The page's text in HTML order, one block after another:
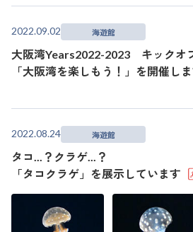
2022.09.02 海遊館
大阪湾Years2022-2023 キックオ
「大阪湾を楽しもう！」を開催し
2022.08.24 海遊館
タコ...？クラゲ...？
「タコクラゲ」を展示しています